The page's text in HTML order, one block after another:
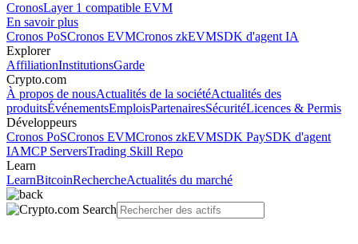
CronosLayer 1 compatible EVM
En savoir plus
Cronos PoSCronos EVMCronos zkEVMSDK d'agent IA
Explorer
AffiliationInstitutionsGarde
Crypto.com
À propos de nousActualités de la sociétéActualités des
produitsÉvénementsEmploisPartenairesSécuritéLicences & Permis
Développeurs
Cronos PoSCronos EVMCronos zkEVMSDK PaySDK d'agent
IAMCP ServersTrading Skill Repo
Learn
LearnBitcoinRechercheActualités du marché